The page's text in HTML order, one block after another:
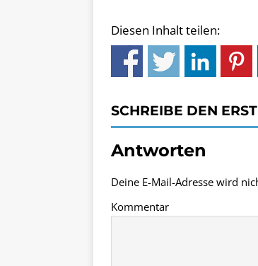
Diesen Inhalt teilen:
SCHREIBE DEN
Antworten
Deine E-Mail-Adresse wird
Kommentar